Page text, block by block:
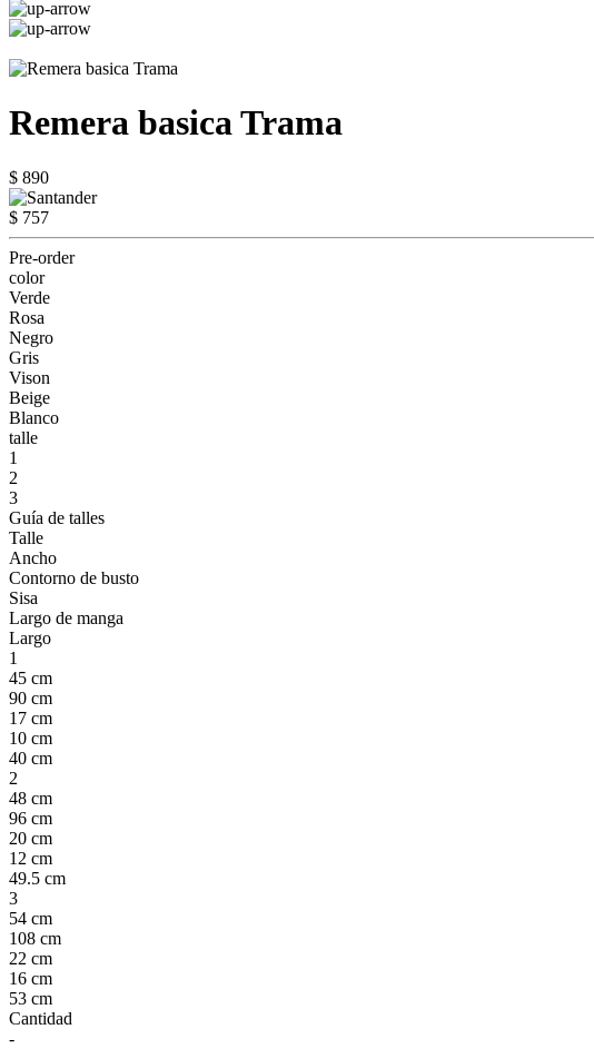
Remera basica Trama
$ 890
$ 757
Pre-order
color
Verde
Rosa
Negro
Gris
Vison
Beige
Blanco
talle
1
2
3
Guía de talles
Talle
Ancho
Contorno de busto
Sisa
Largo de manga
Largo
1
45 cm
90 cm
17 cm
10 cm
40 cm
2
48 cm
96 cm
20 cm
12 cm
49.5 cm
3
54 cm
108 cm
22 cm
16 cm
53 cm
Cantidad
-